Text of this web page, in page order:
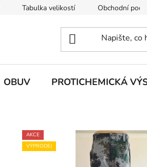
Tabulka velikostí Obchodní
OBUV PROTICHEMICKÁ
AKCE
VÝPRODEJ